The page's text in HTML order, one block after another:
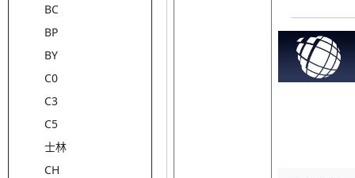
BC
BP
BY
C0
C3
C5
士林
CH